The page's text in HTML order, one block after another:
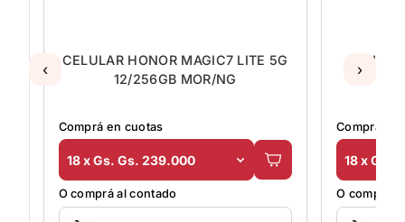
CELULAR HONOR MAGIC7 LITE 5G
12/256GB MOR/NG
Comprá en cuotas
18 x Gs. Gs. 239.000
O comprá al contado
Comprá en
18 x Gs.
O comprá
‹ ›